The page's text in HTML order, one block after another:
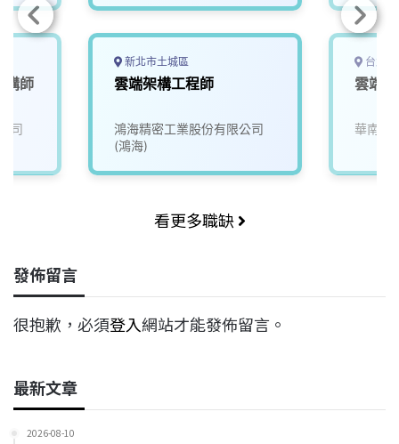
構師
司
新北市土城區
雲端架構工程師
鴻海精密工業股份有限公司
(鴻海)
台北
雲端
華南商
看更多職缺
發佈留言
很抱歉，必須登入網站才能發佈留言。
最新文章
2026-08-10